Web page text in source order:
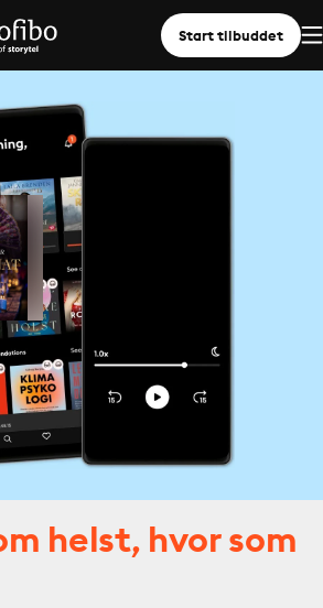
Start tilbuddet
helst, hvor som